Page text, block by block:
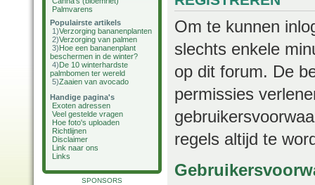
Palmvarens
Populairste artikels
1)Verzorging bananenplanten
2)Verzorging van palmen
3)Hoe een bananenplant
beschermen in de winter?
4)De 10 winterhardste
palmbomen ter wereld
5)Zaaien van avocado
Handige pagina's
Exoten adressen
Veel gestelde vragen
Hoe foto's uploaden
Richtlijnen
Disclaimer
Link naar ons
Links
SPONSORS
Om te kunnen
slechts enkele
op dit forum. De
permissies
regels altijd te